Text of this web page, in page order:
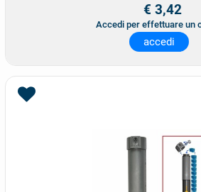
€ 3,42
Accedi per effettuare un
accedi